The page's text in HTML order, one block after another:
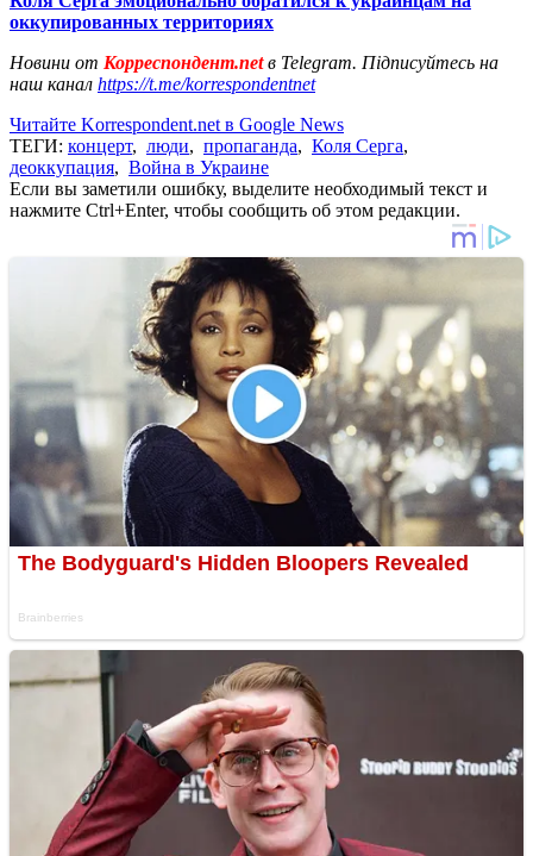
оккупированных территориях
Новини от Корреспондент.netв Telegram. Підписуйтесь на
наш канал https://t.me/korrespondentnet
Читайте Korrespondent.net в Google News
ТЕГИ: концерт, люди, пропаганда, Коля Серга,
деоккупация, Война в Украине
Если вы заметили ошибку, выделите необходимый текст и
нажмите Ctrl+Enter, чтобы сообщить об этом редакции.